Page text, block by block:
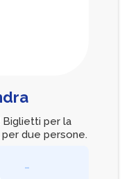
Biglietti per la
due persone.